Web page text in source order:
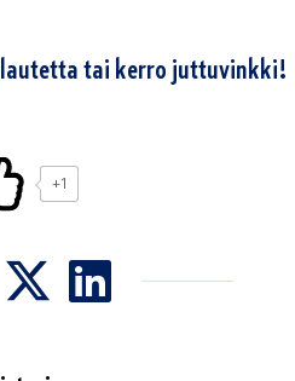
tai kerro juttuvinkki!
+1